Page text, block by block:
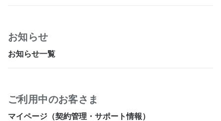
お知らせ
お知らせ一覧
ご利用中のお客さま
マイページ（契約管理・サポート情報）